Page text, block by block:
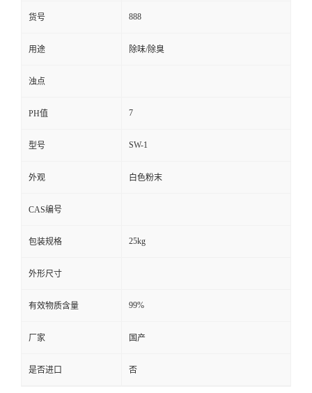
货号 888
用途 除味/除臭
浊点
PH值 7
型号 SW-1
外观 白色粉末
CAS编号
包装规格 25kg
外形尺寸
有效物质含量 99%
厂家 国产
是否进口 否